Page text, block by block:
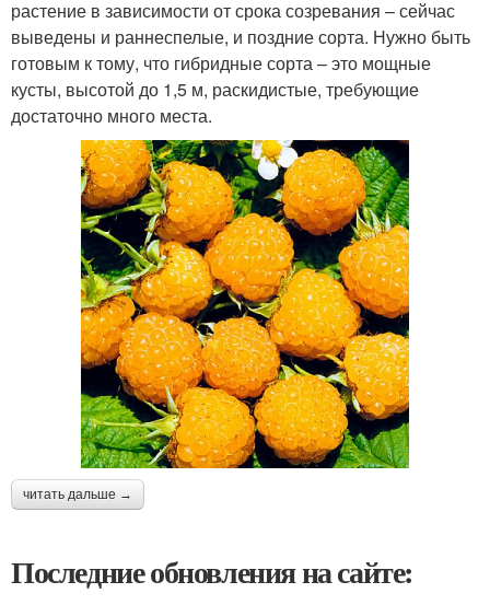
растение в зависимости от срока созревания – сейчас
выведены и раннеспелые, и поздние сорта. Нужно быть
готовым к тому, что гибридные сорта – это мощные
кусты, высотой до 1,5 м, раскидистые, требующие
достаточно много места.
читать дальше →
Последние обновления на сайте: